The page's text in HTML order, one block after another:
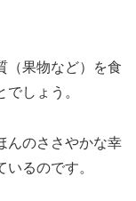
（果物など）を食
しょう。
んのささやかな幸
るのです。